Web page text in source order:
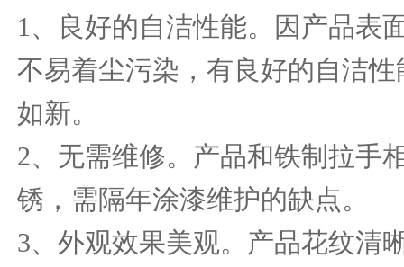
1 、良好的自洁性能。因产品表
不易着尘污染，有良好的自洁
如新。
2、无需维修。产品和铁制拉手
锈，需隔年涂漆维护的缺点。
3、外观效果美观。产品花纹清